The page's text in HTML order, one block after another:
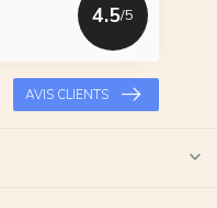
4.5/5
AVIS CLIENTS